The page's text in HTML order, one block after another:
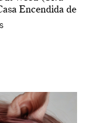
Encendida de